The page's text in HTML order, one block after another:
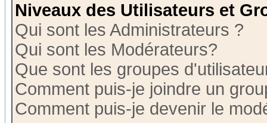
Niveaux des Utilisateurs et
Qui sont les Administrateurs ?
Qui sont les Modérateurs?
Que sont les groupes
Comment puis-je joindre un
Comment puis-je devenir le